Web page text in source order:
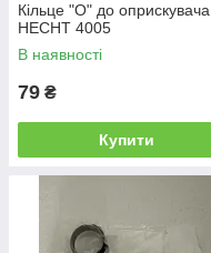
Кільце "О" до оприскувача
HECHT 4005
В наявності
79 ₴
Купити